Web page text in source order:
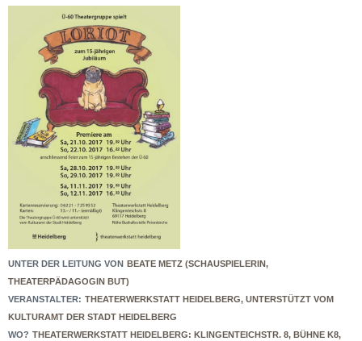
UNTER DER LEITUNG VON BEATE METZ (SCHAUSPIELERIN,
THEATERPÄDAGOGIN BUT)
VERANSTALTER: THEATERWERKSTATT HEIDELBERG, UNTERSTÜTZT VOM
KULTURAMT DER STADT HEIDELBERG
WO? THEATERWERKSTATT HEIDELBERG: KLINGENTEICHSTR. 8, BÜHNE K8,